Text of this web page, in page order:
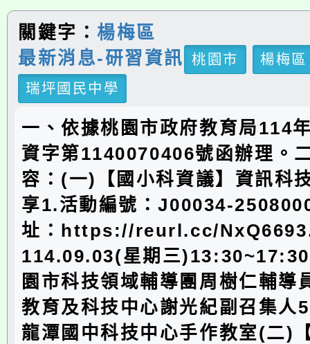
關鍵字： 楊梅區
最新消息-研習資訊
桃園市
楊梅區
瑞坪國民中學
一、依據桃園市政府教育局114
資字第1140070406號函辦理。
容：(一)【國小科資議】資訊科
享1.活動編號：J00034-
址：https://reurl.cc/
114.09.03(星期三
園市科技領域輔導團周樹仁輔導
教育及科技中心謝光紀副召集人
龍潭國中科技中心手作教室(二)